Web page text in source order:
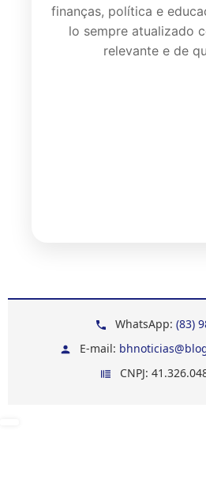
finanças, política e
lo sempre atualizado
relevante e de
WhatsApp: (83)
E-mail:
CNPJ: